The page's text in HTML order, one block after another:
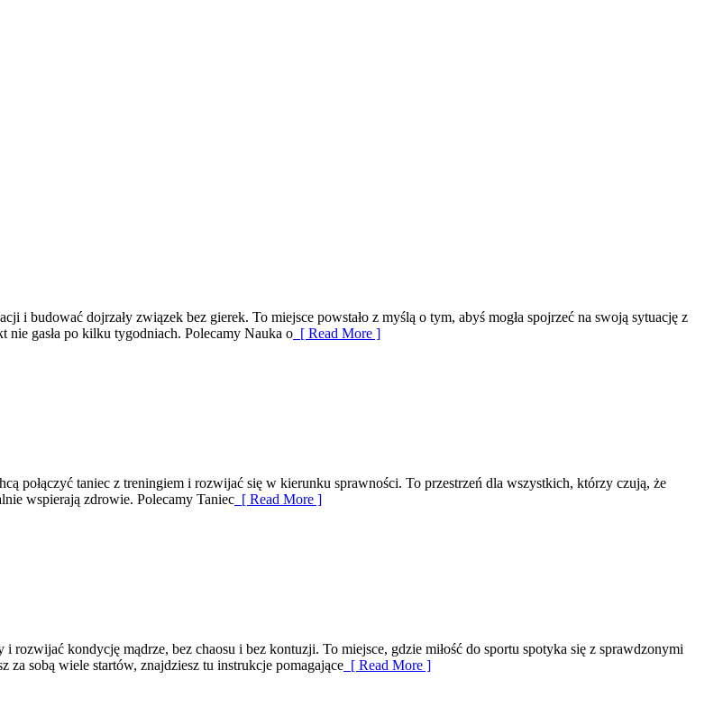
i budować dojrzały związek bez gierek. To miejsce powstało z myślą o tym, abyś mogła spojrzeć na swoją sytuację z
nie gasła po kilku tygodniach. Polecamy Nauka o [ Read More ]
połączyć taniec z treningiem i rozwijać się w kierunku sprawności. To przestrzeń dla wszystkich, którzy czują, że
wspierają zdrowie. Polecamy Taniec [ Read More ]
kondycję mądrze, bez chaosu i bez kontuzji. To miejsce, gdzie miłość do sportu spotyka się z sprawdzonymi
za sobą wiele startów, znajdziesz tu instrukcje pomagające [ Read More ]